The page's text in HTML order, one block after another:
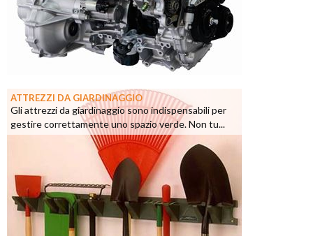
ATTREZZI DA GIARDINAGGIO
Gli attrezzi da giardinaggio sono indispensabili per
gestire correttamente uno spazio verde. Non tu...